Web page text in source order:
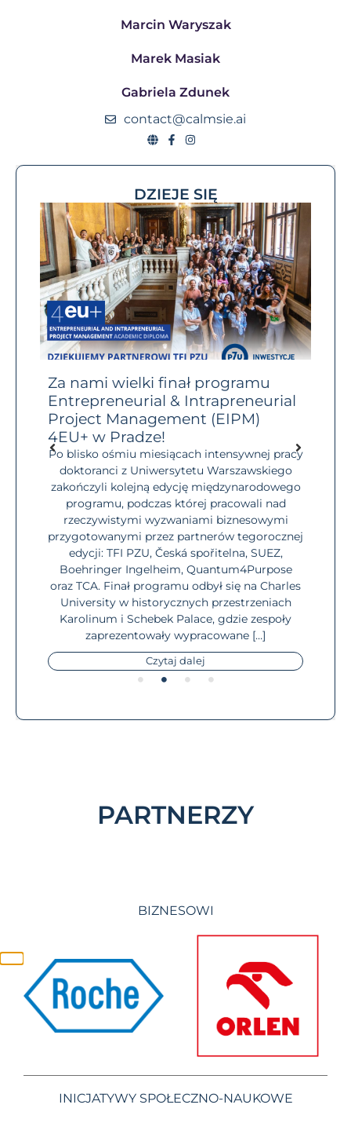
Marcin Waryszak
Marek Masiak
Gabriela Zdunek
contact@calmsie.ai
DZIEJE SIĘ
Za nami wielki finał programu
Entrepreneurial & Intrapreneurial
Project Management (EIPM)
4EU+ w Pradze!
Po blisko ośmiu miesiącach intensywnej pracy
doktoranci z Uniwersytetu Warszawskiego
zakończyli kolejną edycję międzynarodowego
programu, podczas której pracowali nad
rzeczywistymi wyzwaniami biznesowymi
przygotowanymi przez partnerów tegorocznej
edycji: TFI PZU, Česká spořitelna, SUEZ,
Boehringer Ingelheim, Quantum4Purpose
oraz TCA. Finał programu odbył się na Charles
University w historycznych przestrzeniach
Karolinum i Schebek Palace, gdzie zespoły
zaprezentowały wypracowane […]
Czytaj dalej
PARTNERZY
BIZNESOWI
INICJATYWY SPOŁECZNO-NAUKOWE